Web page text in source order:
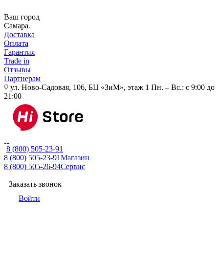
Ваш город
Самара
Доставка
Оплата
Гарантия
Trade in
Отзывы
Партнерам
ул. Ново-Садовая, 106, БЦ «ЗиМ», этаж 1 Пн. – Вс.: с 9:00 до
21:00
8 (800) 505-23-91
8 (800) 505-23-91Магазин
8 (800) 505-26-94Сервис
Заказать звонок
Войти